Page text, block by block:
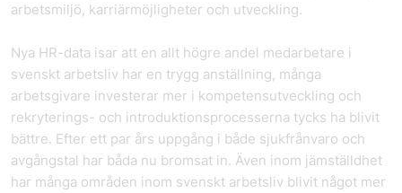
arbetsmiljö, karriärmöjligheter och utveckling.
Nya HR-data isar att en allt högre andel medarbetare i
svenskt arbetsliv har en trygg anställning, många
arbetsgivare investerar mer i kompetensutveckling och
rekryterings- och introduktionsprocesserna tycks ha blivit
bättre. Efter ett par års uppgång i både sjukfrånvaro och
avgångstal har båda nu bromsat in. Även inom jämställdhet
har många områden inom svenskt arbetsliv blivit något mer